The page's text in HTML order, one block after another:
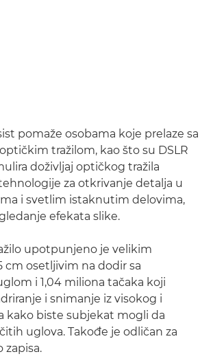
pomaže osobama koje prelaze sa
tražilom, kao što su DSLR
doživljaj optičkog tražila
za otkrivanje detalja u
i svetlim istaknutim delovima,
efekata slike.
upotpunjeno je velikim
cm osetljivim na dodir sa
i 1,04 miliona tačaka koji
i snimanje iz visokog i
kako biste subjekat mogli da
uglova. Takođe je odličan za
zapisa.